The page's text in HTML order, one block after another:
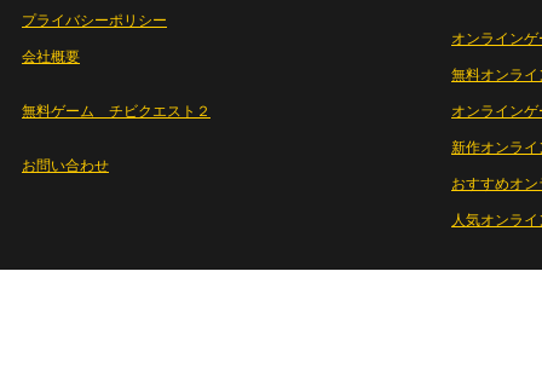
プライバシーポリシー
会社概要
無料ゲーム チビクエスト２
お問い合わせ
オンラインゲ
無料オンライ
オンライン
新作オンライ
おすすめオ
人気オンラ